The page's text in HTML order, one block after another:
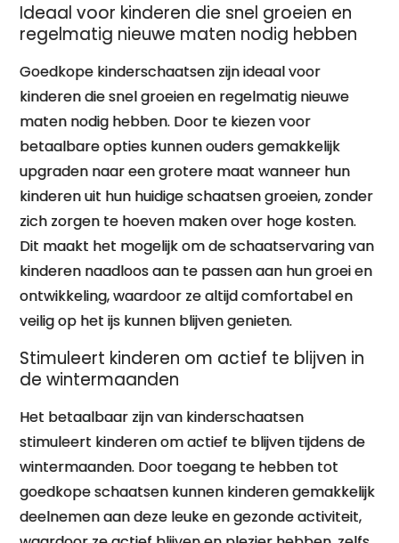
Ideaal voor kinderen die snel groeien en
regelmatig nieuwe maten nodig hebben
Goedkope kinderschaatsen zijn ideaal voor
kinderen die snel groeien en regelmatig nieuwe
maten nodig hebben. Door te kiezen voor
betaalbare opties kunnen ouders gemakkelijk
upgraden naar een grotere maat wanneer hun
kinderen uit hun huidige schaatsen groeien, zonder
zich zorgen te hoeven maken over hoge kosten.
Dit maakt het mogelijk om de schaatservaring van
kinderen naadloos aan te passen aan hun groei en
ontwikkeling, waardoor ze altijd comfortabel en
veilig op het ijs kunnen blijven genieten.
Stimuleert kinderen om actief te blijven in
de wintermaanden
Het betaalbaar zijn van kinderschaatsen
stimuleert kinderen om actief te blijven tijdens de
wintermaanden. Door toegang te hebben tot
goedkope schaatsen kunnen kinderen gemakkelijk
deelnemen aan deze leuke en gezonde activiteit,